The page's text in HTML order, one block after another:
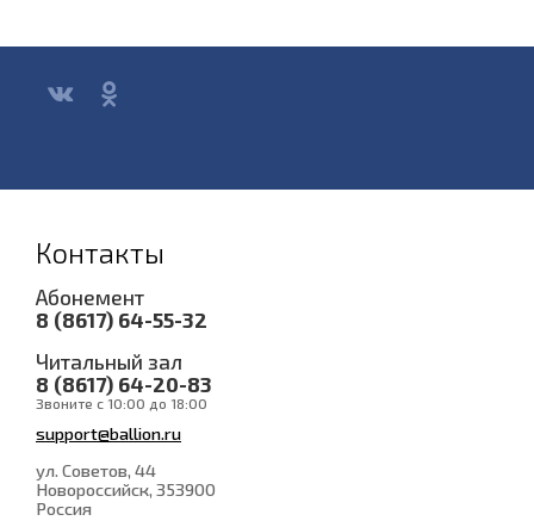
Контакты
Абонемент
8 (8617) 64-55-32
Читальный зал
8 (8617) 64-20-83
Звоните с 10:00 до 18:00
support@ballion.ru
ул. Советов, 44
Новороссийск, 353900
Россия